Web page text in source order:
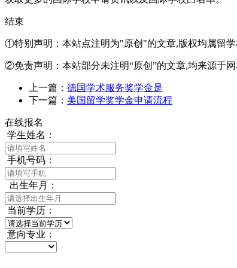
结束
①特别声明：本站点注明为"原创"的文章,版权均属留
②免责声明：本站部分未注明“原创”的文章,均来源于
上一篇： 德国学术服务奖学金是
下一篇： 美国留学奖学金申请流程
在线报名
学生姓名：
手机号码：
出生年月：
当前学历：
意向专业：